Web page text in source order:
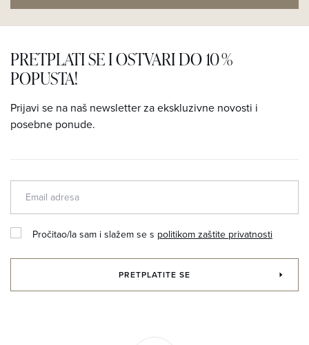
PRETPLATI SE I OSTVARI DO 10 %
POPUSTA!
Prijavi se na naš newsletter za ekskluzivne novosti i
posebne ponude.
Pročitao/la sam i slažem se s politikom zaštite privatnosti
PRETPLATITE SE